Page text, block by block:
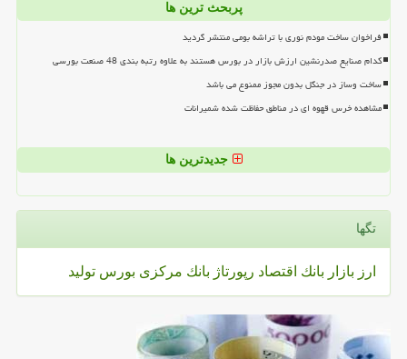
پربحث ترین ها
فراخوان ساخت مودم نوری با تراشه بومی منتشر گردید
کدام صنایع صدرنشین ارزش بازار در بورس هستند به علاوه رتبه بندی 48 صنعت بورسی
ساخت وساز در جنگل بدون مجوز ممنوع می باشد
مشاهده خرس قهوه ای در مناطق حفاظت شده شمیرانات
جدیدترین ها
تگها
ارز بازار بانك اقتصاد رپورتاژ بانك مركزی بورس تولید